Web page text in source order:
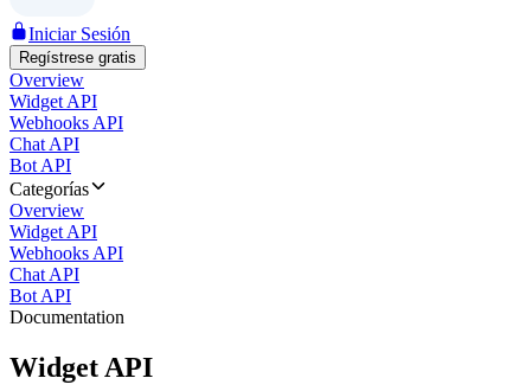
Iniciar Sesión
Regístrese gratis
Overview
Widget API
Webhooks API
Chat API
Bot API
Categorías
Overview
Widget API
Webhooks API
Chat API
Bot API
Documentation
Widget API